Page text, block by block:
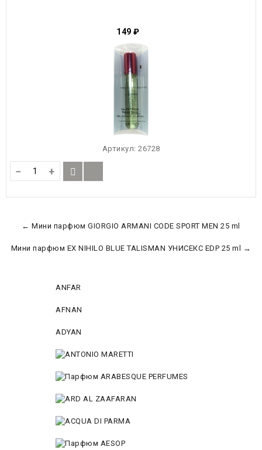
149 ₽
Артикул: 26728
− +
← Мини парфюм GIORGIO ARMANI CODE SPORT MEN 25 ml
Мини парфюм EX NIHILO BLUE TALISMAN УНИСЕКС EDP 25 ml →
ANFAR
AFNAN
ADYAN